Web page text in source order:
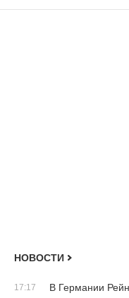
НОВОСТИ
17:17 В Германии